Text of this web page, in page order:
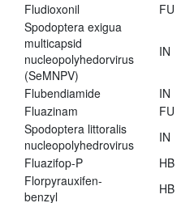
Fludioxonil
FU
Spodoptera exigua
multicapsid
nucleopolyhedorvirus
(SeMNPV)
IN
Flubendiamide IN
Fluazinam
FU
Spodoptera littoralis
nucleopolyhedrovirus
IN
Fluazifop-P
HB
Florpyrauxifen-
benzyl
HB